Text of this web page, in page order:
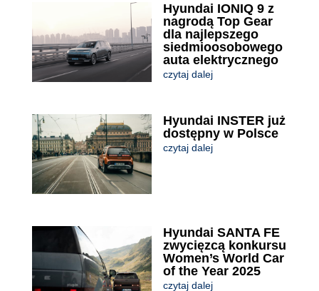
Hyundai IONIQ 9 z
nagrodą Top Gear
dla najlepszego
siedmioosobowego
auta elektrycznego
czytaj dalej
Hyundai INSTER już
dostępny w Polsce
czytaj dalej
Hyundai SANTA FE
zwycięzcą konkursu
Women’s World Car
of the Year 2025
czytaj dalej